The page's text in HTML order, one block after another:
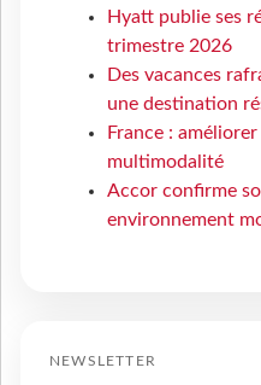
Hyatt publie ses
trimestre 2026
Des vacances
une destination
France :
multimodalité
Accor confirme
environnement
NEWSLETTER